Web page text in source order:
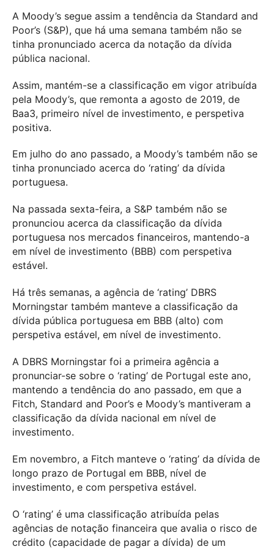
A Moody’s segue assim a tendência da Standard and
Poor’s (S&P), que há uma semana também não se
tinha pronunciado acerca da notação da dívida
pública nacional.
Assim, mantém-se a classificação em vigor atribuída
pela Moody’s, que remonta a agosto de 2019, de
Baa3, primeiro nível de investimento, e perspetiva
positiva.
Em julho do ano passado, a Moody’s também não se
tinha pronunciado acerca do ‘rating’ da dívida
portuguesa.
Na passada sexta-feira, a S&P também não se
pronunciou acerca da classificação da dívida
portuguesa nos mercados financeiros, mantendo-a
em nível de investimento (BBB) com perspetiva
estável.
Há três semanas, a agência de ‘rating’ DBRS
Morningstar também manteve a classificação da
dívida pública portuguesa em BBB (alto) com
perspetiva estável, em nível de investimento.
A DBRS Morningstar foi a primeira agência a
pronunciar-se sobre o ‘rating’ de Portugal este ano,
mantendo a tendência do ano passado, em que a
Fitch, Standard and Poor’s e Moody’s mantiveram a
classificação da dívida nacional em nível de
investimento.
Em novembro, a Fitch manteve o ‘rating’ da dívida de
longo prazo de Portugal em BBB, nível de
investimento, e com perspetiva estável.
O ‘rating’ é uma classificação atribuída pelas
agências de notação financeira que avalia o risco de
crédito (capacidade de pagar a dívida) de um